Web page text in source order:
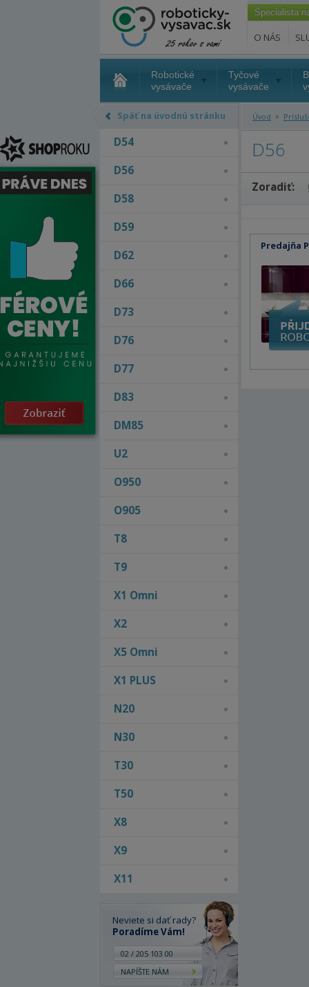
Špecialista
O NÁS
Robotické
vysávače
Tyčové
vysávače
Späť na úvodnú stránku
D54
D56
D58
D59
D62
D66
D73
D76
D77
D83
DM85
U2
O950
O905
T8
T9
X1 Omni
X2
X5 Omni
X1 PLUS
N20
N30
T30
T50
X8
X9
X11
Neviete si dať rady?
Poradíme Vám!
02 / 205 103 00
NAPÍŠTE NÁM
Úvod »
D56
Zoradiť:
Predajňa